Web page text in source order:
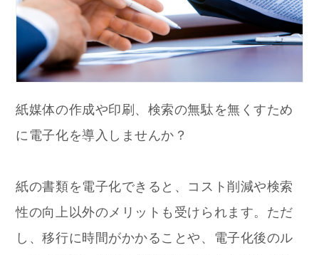
紙媒体の作成や印刷、検索の無駄を無くすため
に電子化を導入しませんか？
紙の書類を電子化できると、コスト削減や検索
性の向上以外のメリットも受けられます。ただ
し、移行に時間がかかることや、電子化後のル